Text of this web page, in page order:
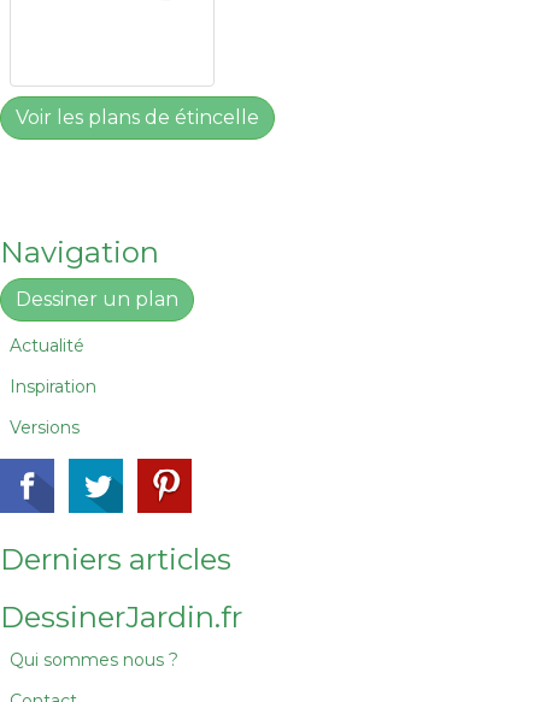
Voir les plans de étincelle
Navigation
Dessiner un plan
Actualité
Inspiration
Versions
Derniers articles
DessinerJardin.fr
Qui sommes nous ?